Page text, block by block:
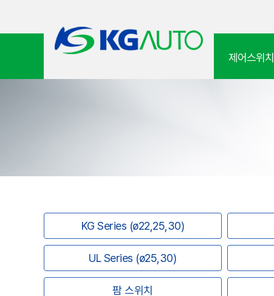
제어스위치
KG Series (ø22,25,30)
UL Series (ø25,30)
팜 스위치